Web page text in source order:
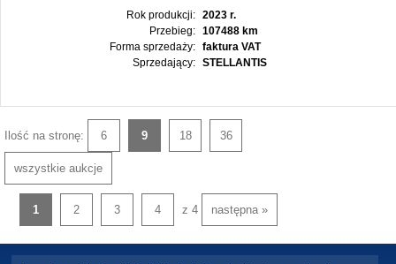
Rok produkcji:
2023 r.
Przebieg:
107488 km
Forma sprzedaży:
faktura VAT
Sprzedający:
STELLANTIS
Ilość na stronę: 6 9 18 36
wszystkie aukcje
1 2 3 4 z 4 następna »